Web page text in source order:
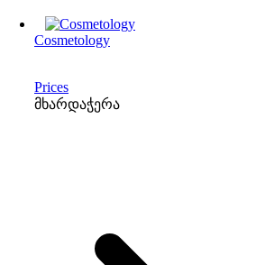
Cosmetology
Prices
მხარდაჭერა